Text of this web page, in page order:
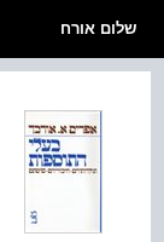
שלום אורח